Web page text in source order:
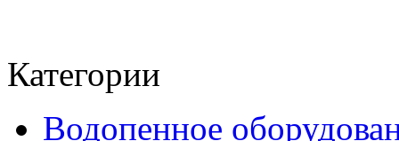
Категории
Водопенное